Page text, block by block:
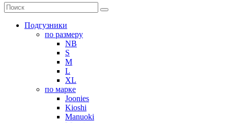
Подгузники
по размеру
NB
S
M
L
XL
по марке
Joonies
Kioshi
Manuoki